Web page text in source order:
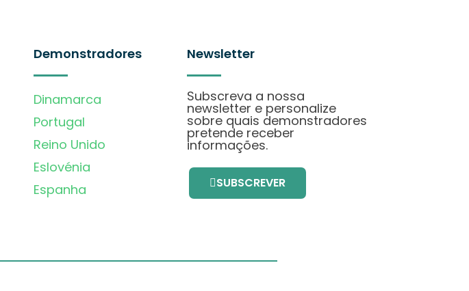
Demonstradores
Dinamarca
Portugal
Reino Unido
Eslovénia
Espanha
Newsletter
Subscreva a nossa
newsletter e personalize
sobre quais demonstradores
pretende receber
informações.
SUBSCREVER